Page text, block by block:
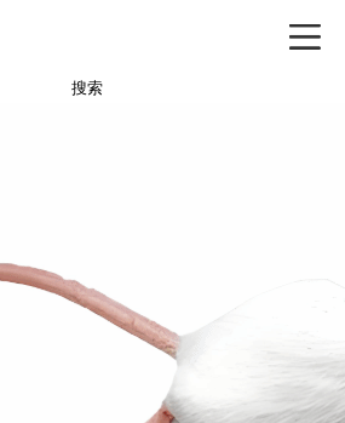
搜索